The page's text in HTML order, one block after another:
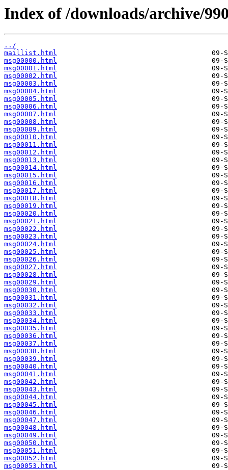
Index of /downloads/archive/
../
maillist.html
msg00000.html
msg00001.html
msg00002.html
msg00003.html
msg00004.html
msg00005.html
msg00006.html
msg00007.html
msg00008.html
msg00009.html
msg00010.html
msg00011.html
msg00012.html
msg00013.html
msg00014.html
msg00015.html
msg00016.html
msg00017.html
msg00018.html
msg00019.html
msg00020.html
msg00021.html
msg00022.html
msg00023.html
msg00024.html
msg00025.html
msg00026.html
msg00027.html
msg00028.html
msg00029.html
msg00030.html
msg00031.html
msg00032.html
msg00033.html
msg00034.html
msg00035.html
msg00036.html
msg00037.html
msg00038.html
msg00039.html
msg00040.html
msg00041.html
msg00042.html
msg00043.html
msg00044.html
msg00045.html
msg00046.html
msg00047.html
msg00048.html
msg00049.html
msg00050.html
msg00051.html
msg00052.html
msg00053.html